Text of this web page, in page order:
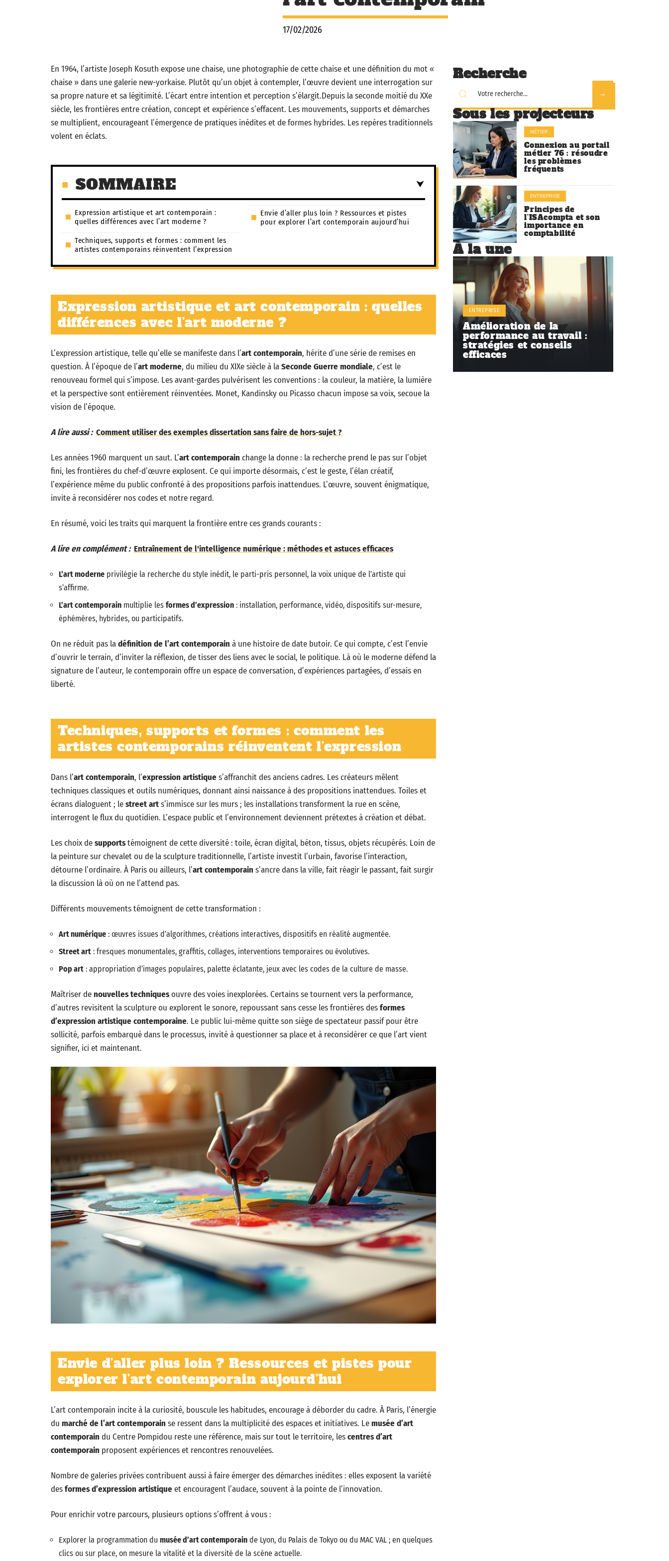
17/02/2026
En 1964, l’artiste Joseph Kosuth expose une chaise, une photographie de cette chaise et une définition du mot «
chaise » dans une galerie new-yorkaise. Plutôt qu’un objet à contempler, l’œuvre devient une interrogation sur
sa propre nature et sa légitimité. L’écart entre intention et perception s’élargit.Depuis la seconde moitié du XXe
siècle, les frontières entre création, concept et expérience s’effacent. Les mouvements, supports et démarches
se multiplient, encourageant l’émergence de pratiques inédites et de formes hybrides. Les repères traditionnels
volent en éclats.
SOMMAIRE
Expression artistique et art contemporain :
quelles différences avec l’art moderne ?
Techniques, supports et formes : comment les
artistes contemporains réinventent l’expression
Envie d’aller plus loin ? Ressources et pistes
pour explorer l’art contemporain aujourd’hui
Expression artistique et art contemporain : quelles
différences avec l’art moderne ?
L’expression artistique, telle qu’elle se manifeste dans l’art contemporain, hérite d’une série de remises en
question. À l’époque de l’art moderne, du milieu du XIXe siècle à laSeconde Guerre mondiale, c’est le
renouveau formel qui s’impose. Les avant-gardes pulvérisent les conventions : la couleur, la matière, la lumière
et la perspective sont entièrement réinventées. Monet, Kandinsky ou Picasso chacun impose sa voix, secoue la
vision de l’époque.
A lire aussi : Comment utiliser des exemples dissertation sans faire de hors-sujet ?
Les années 1960 marquent un saut. L’art contemporain change la donne : la recherche prend le pas sur l’objet
fini, les frontières du chef-d’œuvre explosent. Ce qui importe désormais, c’est le geste, l’élan créatif,
l’expérience même du public confronté à des propositions parfois inattendues. L’œuvre, souvent énigmatique,
invite à reconsidérer nos codes et notre regard.
En résumé, voici les traits qui marquent la frontière entre ces grands courants :
A lire en complément : Entraînement de l'intelligence numérique : méthodes et astuces efficaces
L’art moderne privilégie la recherche du style inédit, le parti-pris personnel, la voix unique de l’artiste qui
s’affirme.
L’art contemporain multiplie les formes d’expression : installation, performance, vidéo, dispositifs sur-mesure,
éphémères, hybrides, ou participatifs.
On ne réduit pas ladéfinition de l’art contemporain à une histoire de date butoir. Ce qui compte, c’est l’envie
d’ouvrir le terrain, d’inviter la réflexion, de tisser des liens avec le social, le politique. Là où le moderne défend la
signature de l’auteur, le contemporain offre un espace de conversation, d’expériences partagées, d’essais en
liberté.
Techniques, supports et formes : comment les
artistes contemporains réinventent l’expression
Dans l’art contemporain, l’expression artistiques’affranchit des anciens cadres. Les créateurs mêlent
techniques classiques et outils numériques, donnant ainsi naissance à des propositions inattendues. Toiles et
écrans dialoguent ; lestreet arts’immisce sur les murs ; les installations transforment la rue en scène,
interrogent le flux du quotidien. L’espace public et l’environnement deviennent prétextes à création et débat.
Les choix desupportstémoignent de cette diversité : toile, écran digital, béton, tissus, objets récupérés. Loin de
la peinture sur chevalet ou de la sculpture traditionnelle, l’artiste investit l’urbain, favorise l’interaction,
détourne l’ordinaire. À Paris ou ailleurs, l’art contemporain s’ancre dans la ville, fait réagir le passant, fait surgir
la discussion là où on ne l’attend pas.
Différents mouvements témoignent de cette transformation :
Art numérique : œuvres issues d’algorithmes, créations interactives, dispositifs en réalité augmentée.
Street art : fresques monumentales, graffitis, collages, interventions temporaires ou évolutives.
Pop art : appropriation d’images populaires, palette éclatante, jeux avec les codes de la culture de masse.
Maîtriser denouvelles techniquesouvre des voies inexplorées. Certains se tournent vers la performance,
d’autres revisitent la sculpture ou explorent le sonore, repoussant sans cesse les frontières desformes
d’expression artistique contemporaine. Le public lui-même quitte son siège de spectateur passif pour être
sollicité, parfois embarqué dans le processus, invité à questionner sa place et à reconsidérer ce que l’art vient
signifier, ici et maintenant.
Envie d’aller plus loin ? Ressources et pistes pour
explorer l’art contemporain aujourd’hui
L’art contemporain incite à la curiosité, bouscule les habitudes, encourage à déborder du cadre. À Paris, l’énergie
du marché de l’art contemporain se ressent dans la multiplicité des espaces et initiatives. Lemusée d’art
contemporain du Centre Pompidou reste une référence, mais sur tout le territoire, lescentres d’art
contemporain proposent expériences et rencontres renouvelées.
Nombre de galeries privées contribuent aussi à faire émerger des démarches inédites : elles exposent la variété
desformes d’expression artistiqueet encouragent l’audace, souvent à la pointe de l’innovation.
Pour enrichir votre parcours, plusieurs options s’offrent à vous :
Explorer la programmation du musée d’art contemporain de Lyon, du Palais de Tokyo ou du MAC VAL ; en quelques
clics ou sur place, on mesure la vitalité et la diversité de la scène actuelle.
Recherche
Sous les projecteurs
MÉTIER
Connexion au portail
métier 76 : résoudre
les problèmes
fréquents
ENTREPRISE
Principes de
l’ISAcompta et son
importance en
comptabilité
À la une
ENTREPRISE
Amélioration de la
performance au travail :
stratégies et conseils
efficaces